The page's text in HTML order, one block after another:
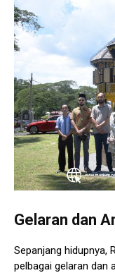
Gelaran dan
Sepanjang hidupnya,
pelbagai gelaran dan